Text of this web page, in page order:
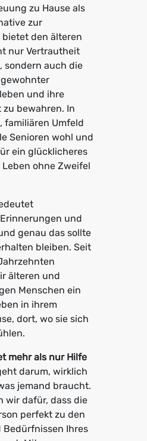
zu Hause als
zur
bietet den älteren
nur Vertrautheit
sondern auch die
und ihre
bewahren. In
familiären Umfeld
Senioren wohl und
ein glücklicheres
ohne Zweifel
und
genau das sollte
bleiben. Seit
älteren und
Menschen ein
in ihrem
dort, wo sie sich
mehr als nur Hilfe
darum, wirklich
jemand braucht.
wir dafür, dass die
perfekt zu den
Bedürfnissen Ihres